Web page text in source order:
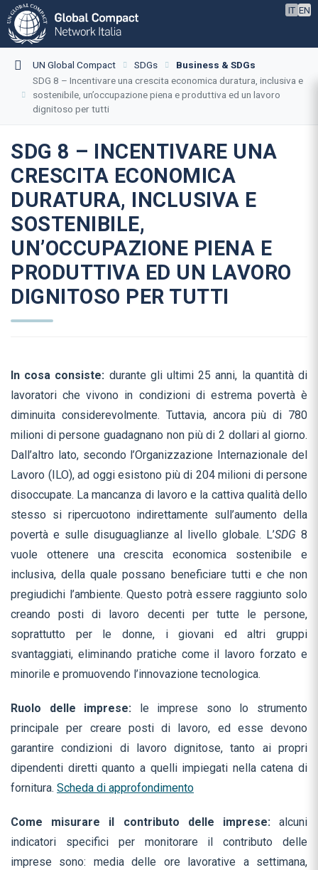
IT EN
UN Global Compact SDGs
Business & SDGs
SDG 8 – Incentivare una crescita economica duratura, inclusiva e
sostenibile, un’occupazione piena e produttiva ed un lavoro
dignitoso per tutti
SDG 8 – INCENTIVARE UNA
CRESCITA ECONOMICA
DURATURA, INCLUSIVA E
SOSTENIBILE,
UN’OCCUPAZIONE PIENA E
PRODUTTIVA ED UN LAVORO
DIGNITOSO PER TUTTI
In cosa consiste: durante gli ultimi 25 anni, la quantità di
lavoratori che vivono in condizioni di estrema povertà è
diminuita considerevolmente. Tuttavia, ancora più di 780
milioni di persone guadagnano non più di 2 dollari al giorno.
Dall’altro lato, secondo l’Organizzazione Internazionale del
Lavoro (ILO), ad oggi esistono più di 204 milioni di persone
disoccupate. La mancanza di lavoro e la cattiva qualità dello
stesso si ripercuotono indirettamente sull’aumento della
povertà e sulle disuguaglianze al livello globale. L’SDG 8
vuole ottenere una crescita economica sostenibile e
inclusiva, della quale possano beneficiare tutti e che non
pregiudichi l’ambiente. Questo potrà essere raggiunto solo
creando posti di lavoro decenti per tutte le persone,
soprattutto per le donne, i giovani ed altri gruppi
svantaggiati, eliminando pratiche come il lavoro forzato e
minorile e promuovendo l’innovazione tecnologica.
Ruolo delle imprese: le imprese sono lo strumento
principale per creare posti di lavoro, ed esse devono
garantire condizioni di lavoro dignitose, tanto ai propri
dipendenti diretti quanto a quelli impiegati nella catena di
fornitura. Scheda di approfondimento
Come misurare il contributo delle imprese:alcuni
indicatori specifici per monitorare il contributo delle
imprese sono: media delle ore lavorative a settimana,